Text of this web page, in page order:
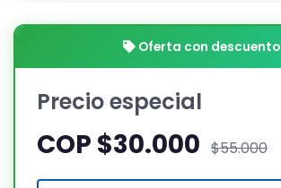
Oferta con descuento
Precio especial
COP $30.000 $55.000